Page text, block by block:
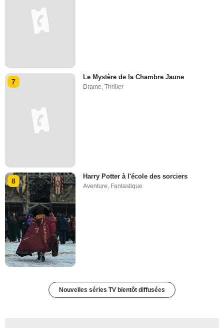
7
Le Mystère de la Chambre Jaune
Drame ,Thriller
8
Harry Potter à l'école des sorciers
Aventure, Fantastique
Nouvelles séries TV bientôt diffusées